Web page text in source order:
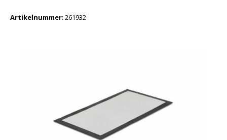
Artikelnummer: 261932